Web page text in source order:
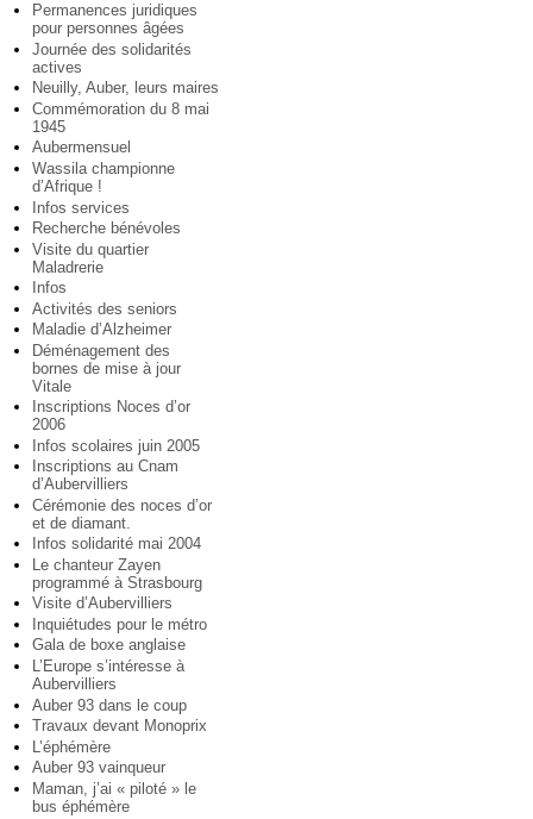
Permanences juridiques
pour personnes âgées
Journée des solidarités
actives
Neuilly, Auber, leurs maires
Commémoration du 8 mai
1945
Aubermensuel
Wassila championne
d’Afrique !
Infos services
Recherche bénévoles
Visite du quartier
Maladrerie
Infos
Activités des seniors
Maladie d’Alzheimer
Déménagement des
bornes de mise à jour
Vitale
Inscriptions Noces d’or
2006
Infos scolaires juin 2005
Inscriptions au Cnam
d’Aubervilliers
Cérémonie des noces d’or
et de diamant.
Infos solidarité mai 2004
Le chanteur Zayen
programmé à Strasbourg
Visite d’Aubervilliers
Inquiétudes pour le métro
Gala de boxe anglaise
L’Europe s’intéresse à
Aubervilliers
Auber 93 dans le coup
Travaux devant Monoprix
L’éphémère
Auber 93 vainqueur
Maman, j’ai « piloté » le
bus éphémère